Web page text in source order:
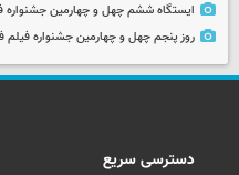
ایستگاه ششم چهل و چهارمین جشنواره
روز پنجم چهل و چهارمین جشنواره
دسترسی سریع